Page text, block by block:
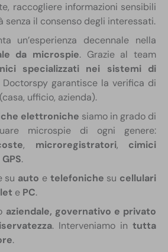
raccogliere informazioni sensibili
senza il consenso degli interessati.
un’esperienza decennale nella
da microspie. Grazie al team
specializzati nei sistemi di
Doctorspy garantisce la verifica di
ufficio, azienda).
elettroniche siamo in grado di
microspie di ogni genere:
, microregistratori, cimici
.
su auto e telefoniche su cellulari
e PC.
aziendale, governativo e privato
. Interveniamo intutta
.